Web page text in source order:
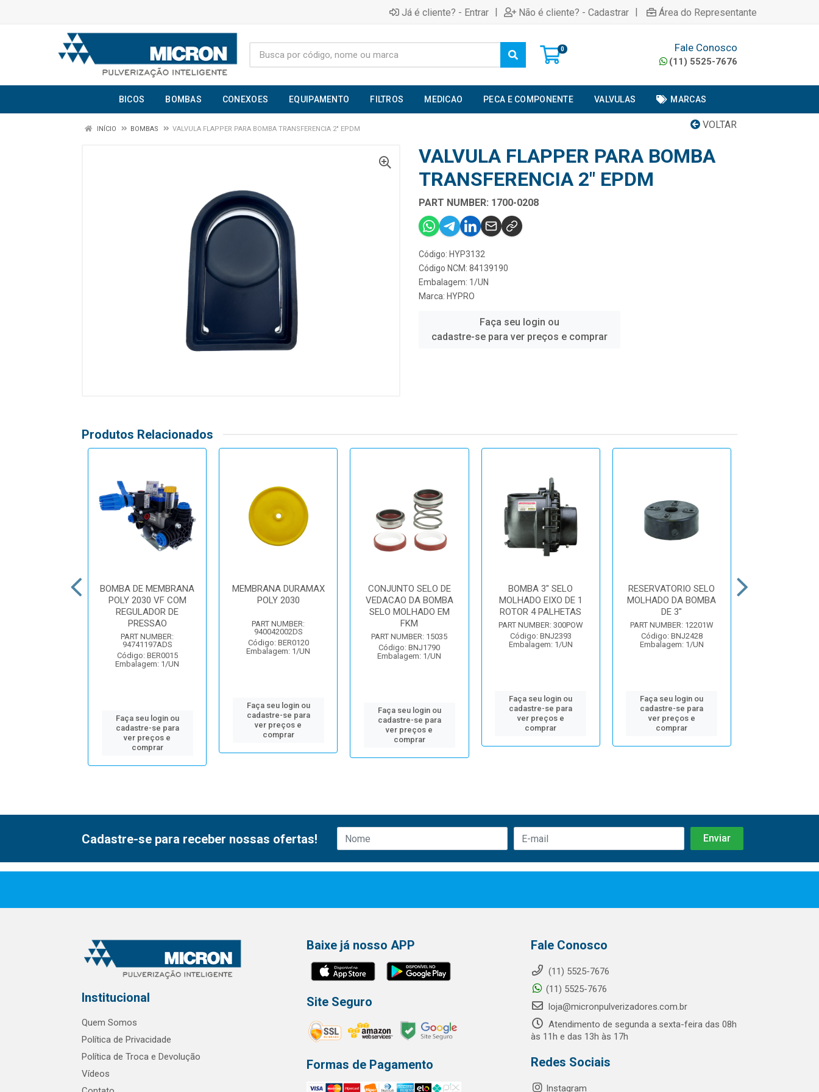
Já é cliente? - Entrar | Não é cliente? - Cadastrar | Área do Representante
0 Fale Conosco
(11) 5525-7676
BICOS BOMBAS CONEXOES EQUIPAMENTO FILTROS MEDICAO PECA E COMPONENTE VALVULAS MARCAS
VOLTAR
INÍCIO BOMBAS VALVULA FLAPPER PARA BOMBA TRANSFERENCIA 2" EPDM
VALVULA FLAPPER PARA BOMBA
TRANSFERENCIA 2" EPDM
PART NUMBER: 1700-0208
Código: HYP3132
Código NCM: 84139190
Embalagem: 1/UN
Marca: HYPRO
Faça seu login ou
cadastre-se para ver preços e comprar
Produtos Relacionados
BOMBA DE MEMBRANA
POLY 2030 VF COM
REGULADOR DE
PRESSAO
PART NUMBER:
94741197ADS
Código: BER0015
Embalagem: 1/UN
Faça seu login ou
cadastre-se para
ver preços e
comprar
MEMBRANA DURAMAX
POLY 2030
PART NUMBER:
940042002DS
Código: BER0120
Embalagem: 1/UN
Faça seu login ou
cadastre-se para
ver preços e
comprar
CONJUNTO SELO DE
VEDACAO DA BOMBA
SELO MOLHADO EM
FKM
PART NUMBER: 15035
Código: BNJ1790
Embalagem: 1/UN
Faça seu login ou
cadastre-se para
ver preços e
comprar
BOMBA 3" SELO
MOLHADO EIXO DE 1
ROTOR 4 PALHETAS
PART NUMBER: 300POW
Código: BNJ2393
Embalagem: 1/UN
Faça seu login ou
cadastre-se para
ver preços e
comprar
RESERVATORIO SELO
MOLHADO DA BOMBA
DE 3"
PART NUMBER: 12201W
Código: BNJ2428
Embalagem: 1/UN
Faça seu login ou
cadastre-se para
ver preços e
comprar
Cadastre-se para receber nossas ofertas!
Institucional
Quem Somos
Política de Privacidade
Política de Troca e Devolução
Vídeos
Baixe já nosso APP
Site Seguro
Formas de Pagamento
Fale Conosco
(11) 5525-7676
(11) 5525-7676
loja@micronpulverizadores.com.br
Atendimento de segunda a sexta-feira das 08h
às 11h e das 13h às 17h
Redes Sociais
Instagram